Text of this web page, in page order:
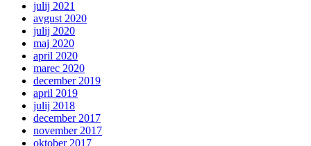
julij 2021
avgust 2020
julij 2020
maj 2020
april 2020
marec 2020
december 2019
april 2019
julij 2018
december 2017
november 2017
oktober 2017